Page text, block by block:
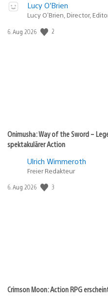
Lucy O’Brien
Lucy O’Brien, Director,
Veröffentlichungsdatum:
6. Aug 2026 2
Onimusha: Way of the Sword –
spektakulärer Action
Ulrich Wimmeroth
Freier Redakteur
Veröffentlichungsdatum:
6. Aug 2026 3
Crimson Moon: Action RPG